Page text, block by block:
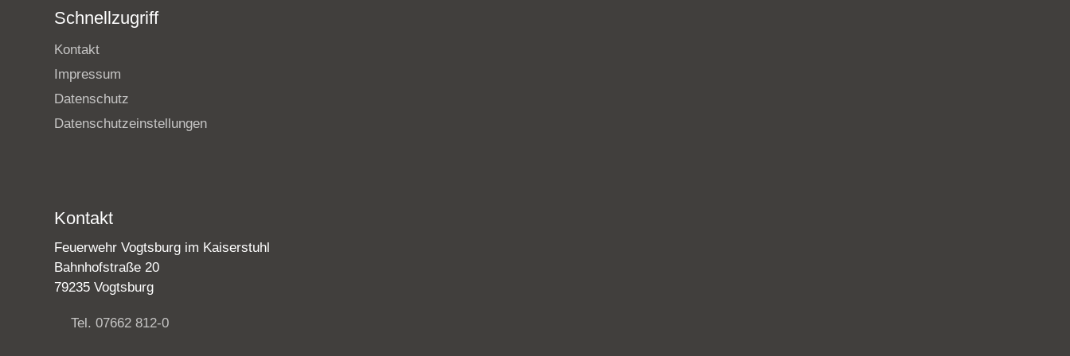
Schnellzugriff
Kontakt
Impressum
Datenschutz
Datenschutzeinstellungen
Kontakt
Feuerwehr Vogtsburg im Kaiserstuhl
Bahnhofstraße 20
79235 Vogtsburg
Tel. 07662 812-0